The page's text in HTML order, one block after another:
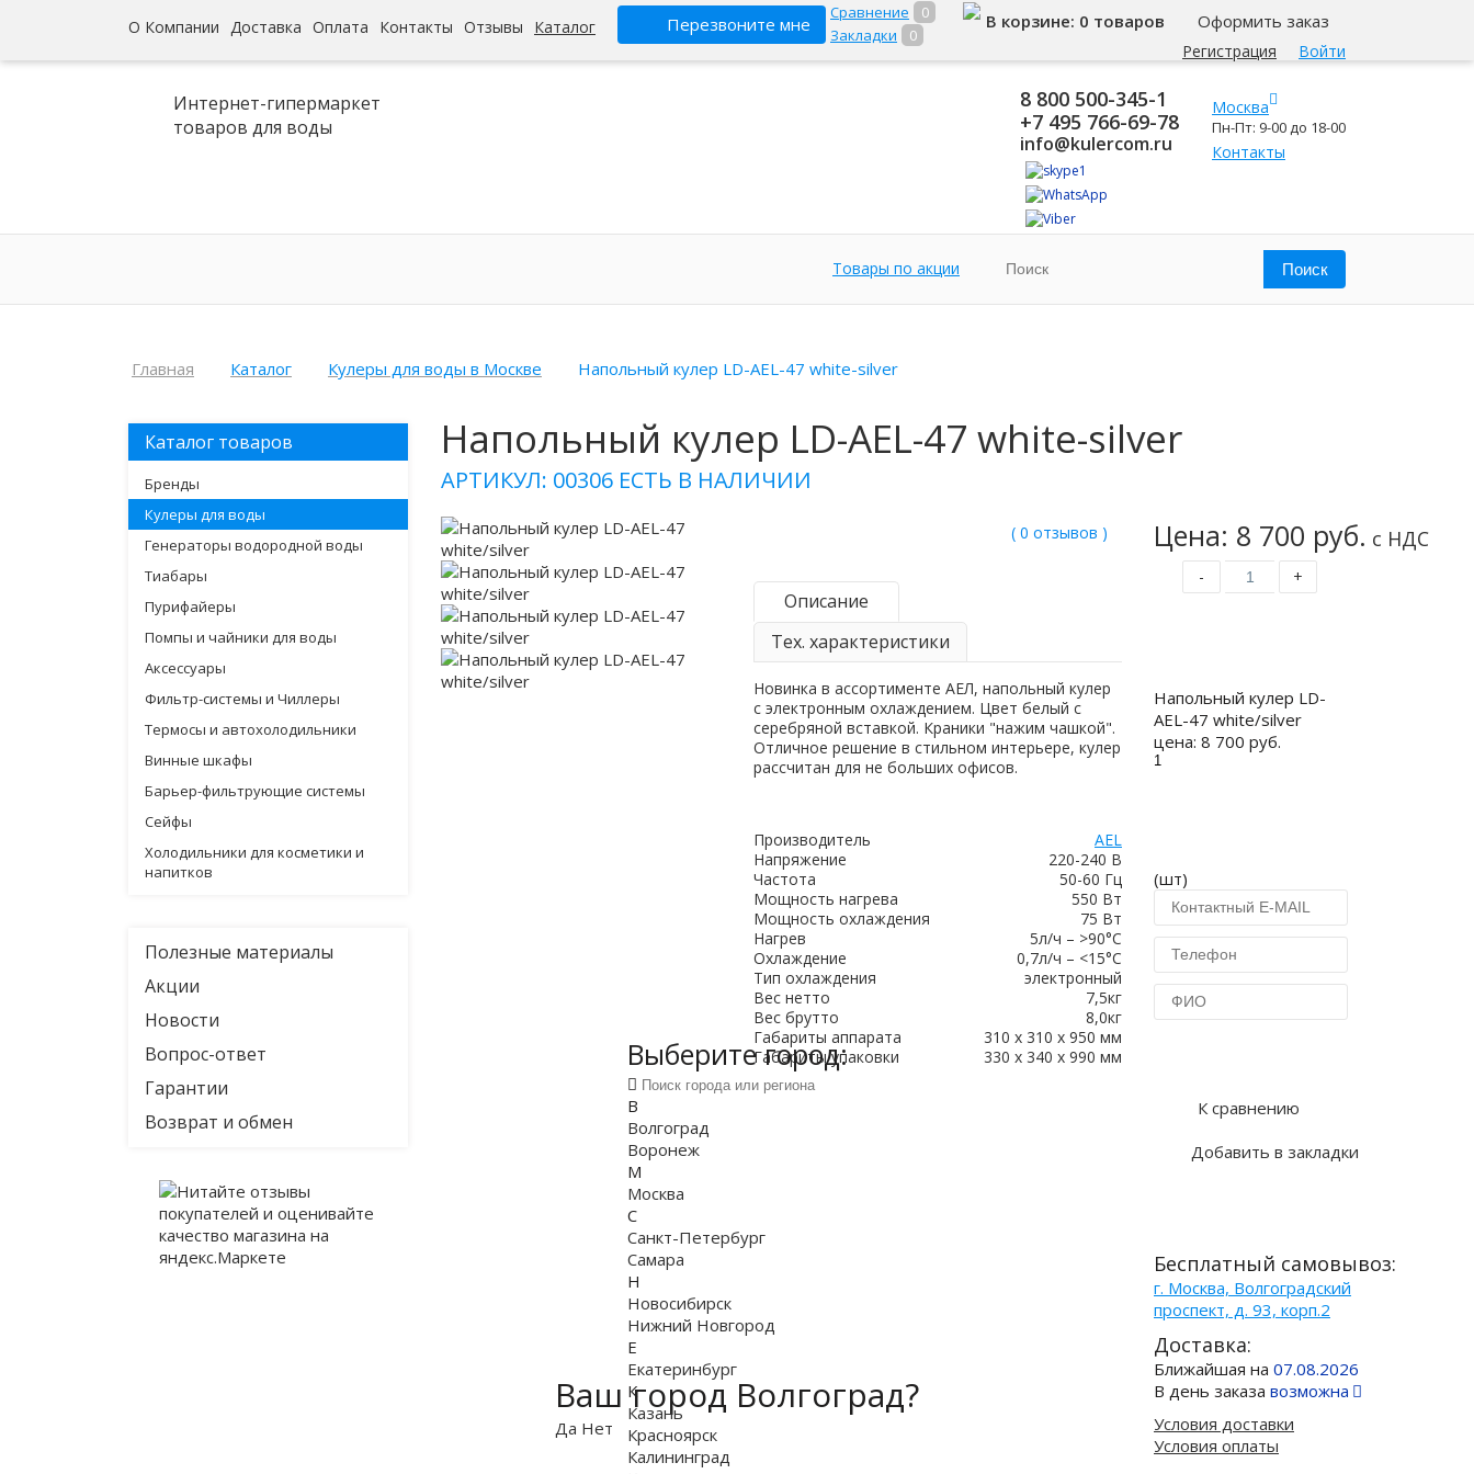
О Компании Доставка Оплата Контакты Отзывы Каталог Перезвоните мне
Сравнение
0
Закладки
0
Регистрация Войти
В корзине: 0 товаров Оформить заказ
Интернет-гипермаркет
товаров для воды
8 800 500-345-1
+7 495 766-69-78
info@kulercom.ru
Москва
Пн-Пт: 9-00 до 18-00
Контакты
Товары по акции
Главная Каталог Кулеры для воды в Москве Напольный кулер LD-AEL-47 white-silver
Каталог товаров
Бренды
Кулеры для воды
Генераторы водородной воды
Тиабары
Пурифайеры
Помпы и чайники для воды
Аксессуары
Фильтр-системы и Чиллеры
Термосы и автохолодильники
Винные шкафы
Барьер-фильтрующие системы
Сейфы
Холодильники для косметики и
напитков
Полезные материалы
Акции
Новости
Вопрос-ответ
Гарантии
Возврат и обмен
Напольный кулер LD-AEL-47 white-silver
АРТИКУЛ: 00306 ЕСТЬ В НАЛИЧИИ
Цена: 8 700 руб. с НДС
- +
Напольный кулер LD-
AEL-47 white/silver
цена: 8 700 руб.
(шт)
К сравнению
Добавить в закладки
Бесплатный самовывоз:
г. Москва, Волгоградский
проспект, д. 93, корп.2
Доставка:
Ближайшая на 07.08.2026
В день заказа возможна
Условия доставки
Условия оплаты
( 0 отзывов )
Описание
Тех. характеристики
Новинка в ассортименте АЕЛ, напольный кулер
с электронным охлаждением. Цвет белый с
серебряной вставкой. Краники "нажим чашкой".
Отличное решение в стильном интерьере, кулер
рассчитан для не больших офисов.
Производитель
AEL
Напряжение
220-240 В
Частота
50-60 Гц
Мощность нагрева
550 Вт
Мощность охлаждения
75 Вт
Нагрев
5л/ч – >90°С
Охлаждение
0,7л/ч – <15°С
Тип охлаждения
электронный
Вес нетто
7,5кг
Вес брутто
8,0кг
Габариты аппарата
310 х 310 х 950 мм
Габариты упаковки
330 х 340 х 990 мм
Ваш город Волгоград?
Да Нет
Выберите город:
В
Волгоград
Воронеж
М
Москва
С
Санкт-Петербург
Самара
Н
Новосибирск
Нижний Новгород
Е
Екатеринбург
К
Казань
Красноярск
Калининград